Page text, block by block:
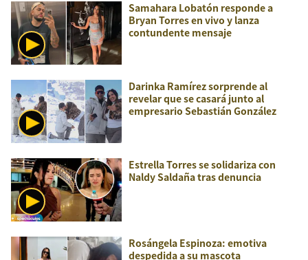
Samahara Lobatón responde a
Bryan Torres en vivo y lanza
contundente mensaje
Darinka Ramírez sorprende al
revelar que se casará junto al
empresario Sebastián González
Estrella Torres se solidariza con
Naldy Saldaña tras denuncia
Rosángela Espinoza: emotiva
despedida a su mascota